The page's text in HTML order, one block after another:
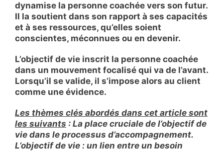
dynamise la personne coachée vers son futur.
Il la soutient dans son rapport à ses capacités
et à ses ressources, qu’elles soient
conscientes, méconnues ou en devenir.
L’objectif de vie inscrit la personne coachée
dans un mouvement focalisé qui va de l’avant.
Lorsqu’il se valide, il s’impose alors au client
comme une évidence.
Les thèmes clés abordés dans cet article sont
les suivants : La place cruciale de l’objectif de
vie dans le processus d’accompagnement.
L’objectif de vie : un lien entre un besoin